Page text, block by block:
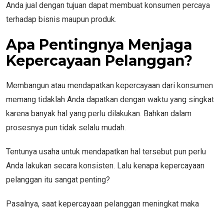
Anda jual dengan tujuan dapat membuat konsumen percaya
terhadap bisnis maupun produk.
Apa Pentingnya Menjaga
Kepercayaan Pelanggan?
Membangun atau mendapatkan kepercayaan dari konsumen
memang tidaklah Anda dapatkan dengan waktu yang singkat
karena banyak hal yang perlu dilakukan. Bahkan dalam
prosesnya pun tidak selalu mudah.
Tentunya usaha untuk mendapatkan hal tersebut pun perlu
Anda lakukan secara konsisten. Lalu kenapa kepercayaan
pelanggan itu sangat penting?
Pasalnya, saat kepercayaan pelanggan meningkat maka